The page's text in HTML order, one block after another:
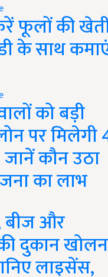
फूलों की
के साथ
को बड़ी
पर मिलेगी
जानें कौन उठा
का लाभ
बीज और
दुकान
लाइसेंस,